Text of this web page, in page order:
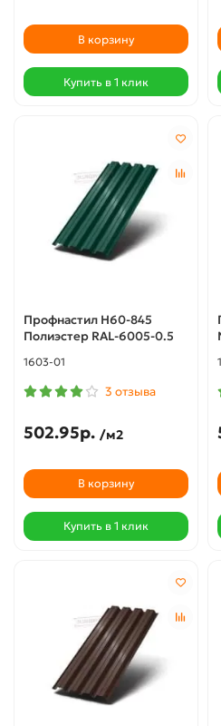
В корзину
Купить в 1 клик
Профнастил Н60-845
Полиэстер RAL-6005-0.5
1603-01
3 отзыва
502.95р. /м2
В корзину
Купить в 1 клик